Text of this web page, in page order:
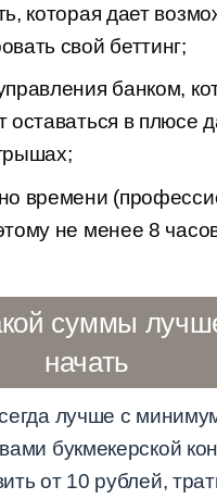
которая дает
свой беттинг;
банком,
оставаться в плюсе
времени
не менее 8
суммы
начать
лучше с
букмекерской
от 10 рублей,